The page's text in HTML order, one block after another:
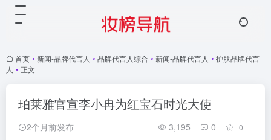
首页 • 新闻-品牌代言人 • 品牌代言人综合 • 新闻-品牌代言人 • 护肤品牌代言
人 • 正文
珀莱雅官宣李小冉为红宝石时光大使
2个月前发布 3,195 0 0